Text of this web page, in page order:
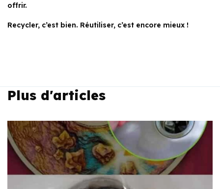
offrir.
Recycler, c’est bien. Réutiliser, c’est encore mieux !
Plus d'articles